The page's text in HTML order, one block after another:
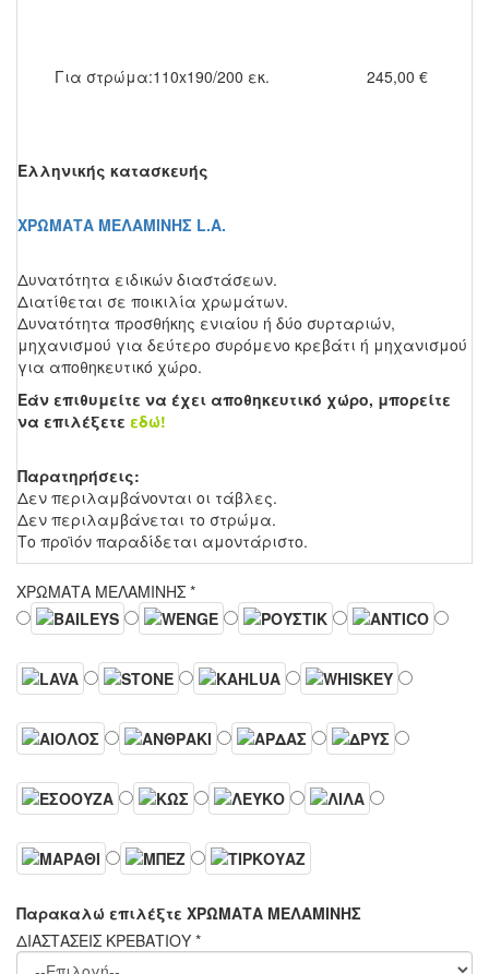
Για στρώμα:110x190/200 εκ. 245,00 €
Ελληνικής κατασκευής
ΧΡΩΜΑΤΑ ΜΕΛΑΜΙΝΗΣ L.A.
Δυνατότητα ειδικών διαστάσεων.
Διατίθεται σε ποικιλία χρωμάτων.
Δυνατότητα προσθήκης ενιαίου ή δύο συρταριών,
μηχανισμού για δεύτερο συρόμενο κρεβάτι ή μηχανισμού
για αποθηκευτικό χώρο.
Εάν επιθυμείτε να έχει αποθηκευτικό χώρο, μπορείτε
να επιλέξετε εδώ!
Παρατηρήσεις:
Δεν περιλαμβάνονται οι τάβλες.
Δεν περιλαμβάνεται το στρώμα.
Το προϊόν παραδίδεται αμοντάριστο.
ΧΡΩΜΑΤΑ ΜΕΛΑΜΙΝΗΣ *
Παρακαλώ επιλέξτε ΧΡΩΜΑΤΑ ΜΕΛΑΜΙΝΗΣ
ΔΙΑΣΤΑΣΕΙΣ ΚΡΕΒΑΤΙΟΥ *